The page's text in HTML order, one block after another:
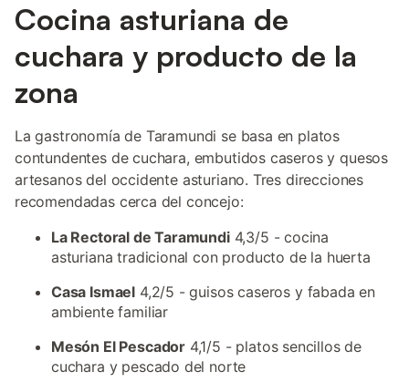
Cocina asturiana de
cuchara y producto de la
zona
La gastronomía de Taramundi se basa en platos
contundentes de cuchara, embutidos caseros y quesos
artesanos del occidente asturiano. Tres direcciones
recomendadas cerca del concejo:
La Rectoral de Taramundi4,3/5 - cocina
asturiana tradicional con producto de la huerta
Casa Ismael 4,2/5 - guisos caseros y fabada en
ambiente familiar
Mesón El Pescador 4,1/5 - platos sencillos de
cuchara y pescado del norte